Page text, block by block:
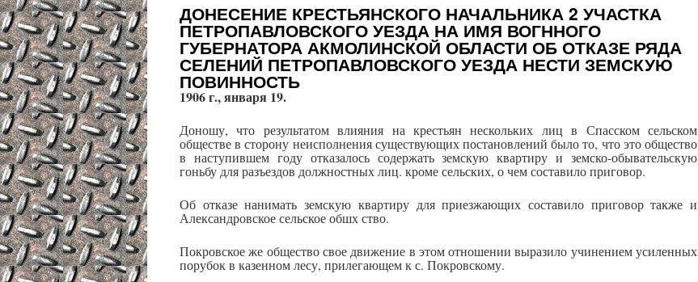
ДОНЕСЕНИЕ КРЕСТЬЯНСКОГО НАЧАЛЬНИКА 2 УЧАСТКА
ПЕТРОПАВЛОВСКОГО УЕЗДА НА ИМЯ ВОГННОГО
ГУБЕРНАТОРА АКМОЛИНСКОЙ ОБЛАСТИ ОБ ОТКАЗЕ РЯДА
СЕЛЕНИЙ ПЕТРОПАВЛОВСКОГО УЕЗДА НЕСТИ ЗЕМСКУЮ
ПОВИННОСТЬ
1906 г., января 19.
Доношу, что результатом влияния на крестьян нескольких лиц в Спасском сельском
обществе в сторону неисполнения существующих постановлений было то, что это общество
в наступившем году отказалось содержать земскую квартиру и земско-обывательскую
гоньбу для разъездов должностных лиц. кроме сельских, о чем составило приговор.
Об отказе нанимать земскую квартиру для приезжающих составило приговор также и
Александровское сельское обшх ство.
Покровское же общество свое движение в этом отношении выразило учинением усиленных
порубок в казенном лесу, прилегающем к с. Покровскому.